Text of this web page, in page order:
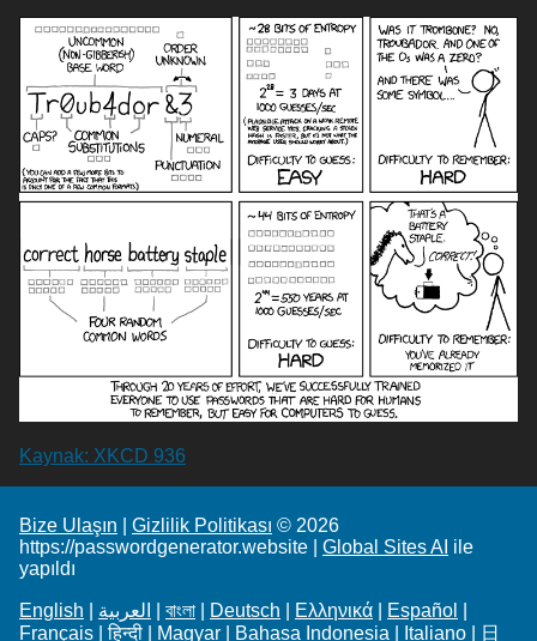
Kaynak: XKCD 936
Bize Ulaşın Gizlilik Politikası © 2026
https://passwordgenerator.website | Global Sites AI ile
yapıldı
English العربية বাংলা Deutsch Ελληνικά Español
Français |हिन्दी Magyar Bahasa Indonesia Italiano 日